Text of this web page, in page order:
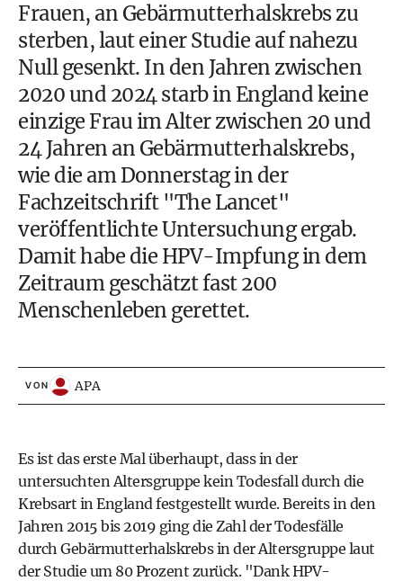
Frauen, an Gebärmutterhalskrebs zu
sterben, laut einer Studie auf nahezu
Null gesenkt. In den Jahren zwischen
2020 und 2024 starb in England keine
einzige Frau im Alter zwischen 20 und
24 Jahren an Gebärmutterhalskrebs,
wie die am Donnerstag in der
Fachzeitschrift "The Lancet"
veröffentlichte Untersuchung ergab.
Damit habe die HPV-Impfung in dem
Zeitraum geschätzt fast 200
Menschenleben gerettet.
VON APA
Es ist das erste Mal überhaupt, dass in der
untersuchten Altersgruppe kein Todesfall durch die
Krebsart in England festgestellt wurde. Bereits in den
Jahren 2015 bis 2019 ging die Zahl der Todesfälle
durch Gebärmutterhalskrebs in der Altersgruppe laut
der Studie um 80 Prozent zurück. "Dank HPV-